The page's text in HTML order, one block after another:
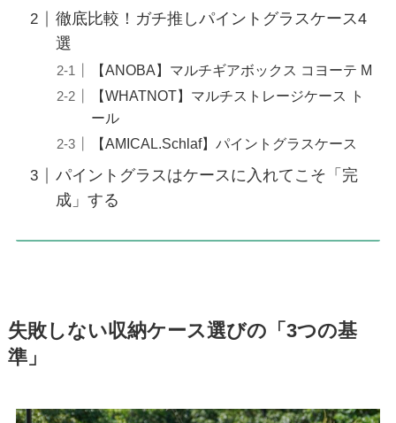
徹底比較！ガチ推しパイントグラスケース4
選
【ANOBA】マルチギアボックス コヨーテ M
【WHATNOT】マルチストレージケース ト
ール
【AMICAL.Schlaf】パイントグラスケース
パイントグラスはケースに入れてこそ「完
成」する
失敗しない収納ケース選びの「3つの基
準」